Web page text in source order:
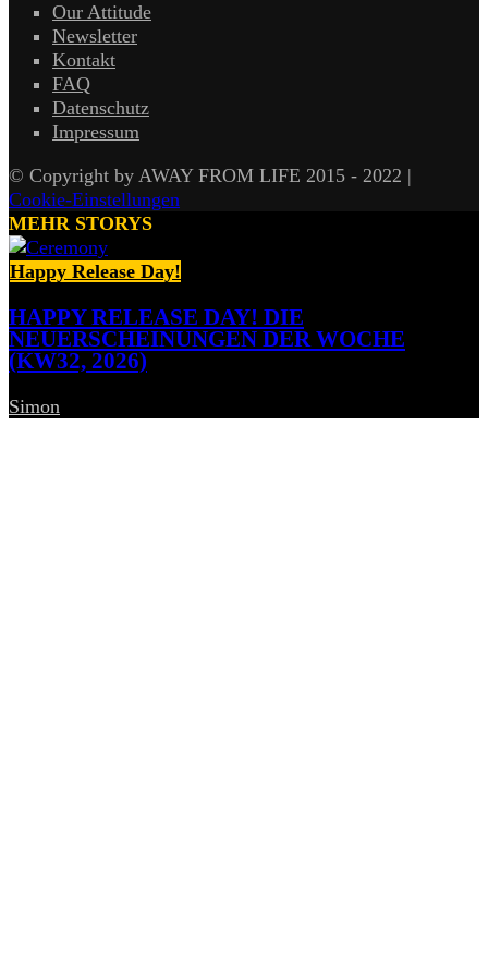
Our Attitude
Newsletter
Kontakt
FAQ
Datenschutz
Impressum
© Copyright by AWAY FROM LIFE 2015 - 2022 |
Cookie-Einstellungen
MEHR STORYS
Happy Release Day!
HAPPY RELEASE DAY! DIE
NEUERSCHEINUNGEN DER WOCHE
(KW32, 2026)
Simon